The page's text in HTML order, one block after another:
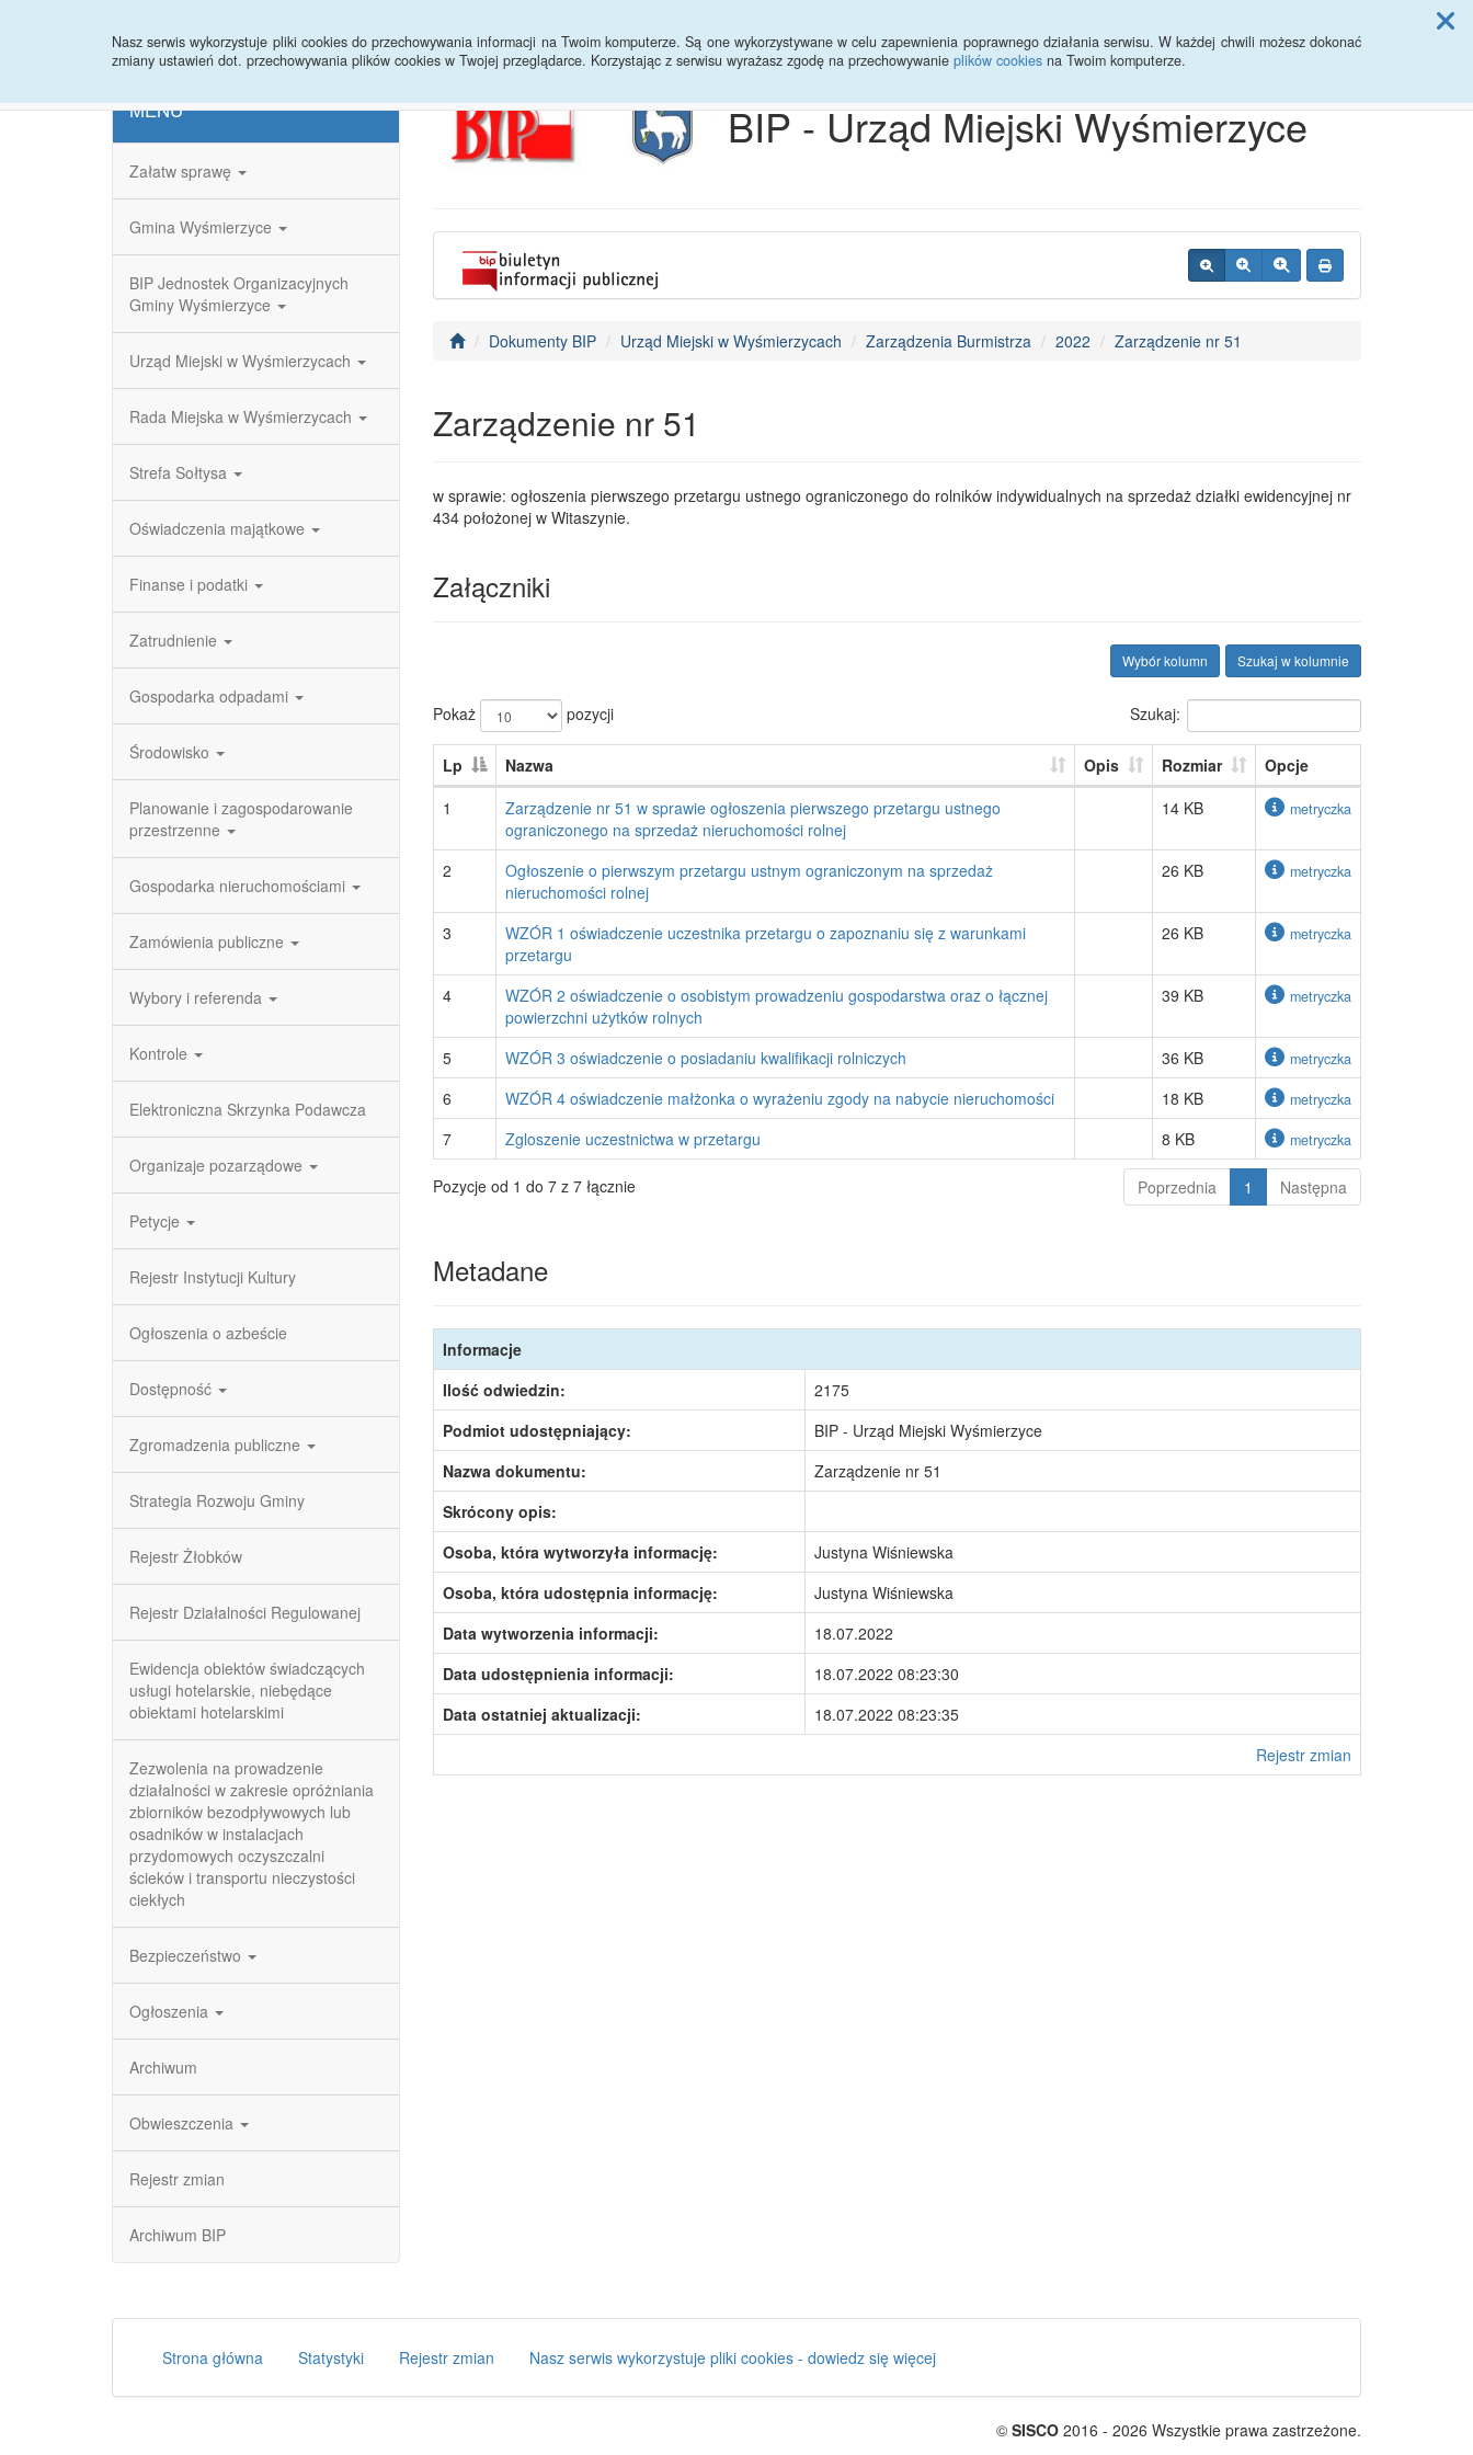
Nasz serwis wykorzystuje pliki cookies do przechowywania informacji na Twoim komputerze. Są one wykorzystywane w celu zapewnienia poprawnego działania serwisu. W każdej chwili możesz dokonać
zmiany ustawień dot. przechowywania plików cookies w Twojej przeglądarce. Korzystając z serwisu wyrażasz zgodę na przechowywanie plików cookies na Twoim komputerze.
Przycisk wyszukaj duży
MENU
Załatw sprawę
Gmina Wyśmierzyce
BIP Jednostek Organizacyjnych
Gminy Wyśmierzyce
Urząd Miejski w Wyśmierzycach
Rada Miejska w Wyśmierzycach
Strefa Sołtysa
Oświadczenia majątkowe
Finanse i podatki
Zatrudnienie
Gospodarka odpadami
Środowisko
Planowanie i zagospodarowanie
przestrzenne
Gospodarka nieruchomościami
Zamówienia publiczne
Wybory i referenda
Kontrole
Elektroniczna Skrzynka Podawcza
Organizaje pozarządowe
Petycje
Rejestr Instytucji Kultury
Ogłoszenia o azbeście
Dostępność
Zgromadzenia publiczne
Strategia Rozwoju Gminy
Rejestr Żłobków
Rejestr Działalności Regulowanej
Ewidencja obiektów świadczących
usługi hotelarskie, niebędące
obiektami hotelarskimi
Zezwolenia na prowadzenie
działalności w zakresie opróżniania
zbiorników bezodpływowych lub
osadników w instalacjach
przydomowych oczyszczalni
ścieków i transportu nieczystości
ciekłych
Bezpieczeństwo
Ogłoszenia
Archiwum
Obwieszczenia
Rejestr zmian
Archiwum BIP
BIP - Urząd Miejski Wyśmierzyce
Dokumenty BIP Urząd Miejski w Wyśmierzycach Zarządzenia Burmistrza 2022 Zarządzenie nr 51
Zarządzenie nr 51
w sprawie: ogłoszenia pierwszego przetargu ustnego ograniczonego do rolników indywidualnych na sprzedaż działki ewidencyjnej nr
434 położonej w Witaszynie.
Załączniki
Szukaj w kolumnie
Wybór kolumn
Pokaż pozycji Szukaj:
Lp Nazwa Opis Rozmiar
Opcje
1
Zarządzenie nr 51 w sprawie ogłoszenia pierwszego przetargu ustnego
ograniczonego na sprzedaż nieruchomości rolnej
14 KB metryczka
2
Ogłoszenie o pierwszym przetargu ustnym ograniczonym na sprzedaż
nieruchomości rolnej
26 KB metryczka
3
WZÓR 1 oświadczenie uczestnika przetargu o zapoznaniu się z warunkami
przetargu
26 KB metryczka
4
WZÓR 2 oświadczenie o osobistym prowadzeniu gospodarstwa oraz o łącznej
powierzchni użytków rolnych
39 KB metryczka
5 WZÓR 3 oświadczenie o posiadaniu kwalifikacji rolniczych 36 KB metryczka
6 WZÓR 4 oświadczenie małżonka o wyrażeniu zgody na nabycie nieruchomości 18 KB metryczka
7 Zgloszenie uczestnictwa w przetargu 8 KB metryczka
Pozycje od 1 do 7 z 7 łącznie Poprzednia 1 Następna
Metadane
Informacje
Ilość odwiedzin:
2175
Podmiot udostępniający:
BIP - Urząd Miejski Wyśmierzyce
Nazwa dokumentu:
Zarządzenie nr 51
Skrócony opis:
Osoba, która wytworzyła informację:
Justyna Wiśniewska
Osoba, która udostępnia informację:
Justyna Wiśniewska
Data wytworzenia informacji:
18.07.2022
Data udostępnienia informacji:
18.07.2022 08:23:30
Data ostatniej aktualizacji:
18.07.2022 08:23:35
Rejestr zmian
Strona główna Statystyki Rejestr zmian Nasz serwis wykorzystuje pliki cookies - dowiedz się więcej
© SISCO 2016 - 2026 Wszystkie prawa zastrzeżone.